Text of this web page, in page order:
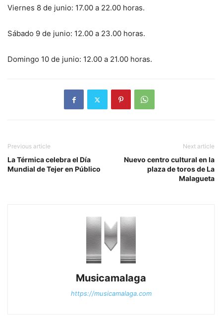
Viernes 8 de junio: 17.00 a 22.00 horas.
Sábado 9 de junio: 12.00 a 23.00 horas.
Domingo 10 de junio: 12.00 a 21.00 horas.
Previous article
La Térmica celebra el Día
Mundial de Tejer en Público
Next article
Nuevo centro cultural en la
plaza de toros de La
Malagueta
Musicamalaga
https://musicamalaga.com